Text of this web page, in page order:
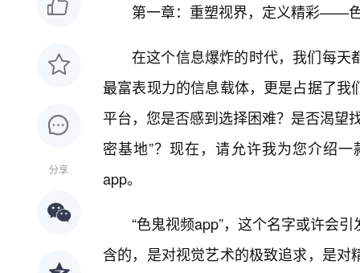
分享
第一章：重塑视界，定义精彩——
在这个信息爆炸的时代，我们每天
最富表现力的信息载体，更是占据了
平台，您是否感到选择困难？是否渴望
密基地”？现在，请允许我为您介绍
app。
“色鬼视频app”，这个名字或许会
含的，是对视觉艺术的极致追求，是